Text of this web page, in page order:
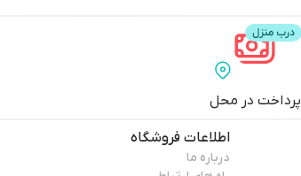
پرداخت در محل
اطلاعات فروشگاه
درباره ما